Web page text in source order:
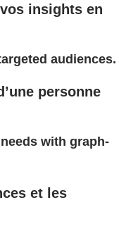
insights en
audiences.
personne
with graph-
et les